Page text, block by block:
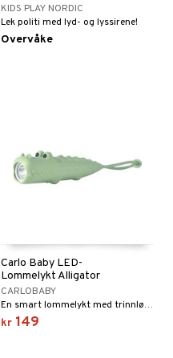
KIDS PLAY NORDIC
Lek politi med lyd- og lyssirene!
Overvåke
Carlo Baby LED-
Lommelykt Alligator
CARLOBABY
En smart lommelykt med trinnløs dimming.
kr 149